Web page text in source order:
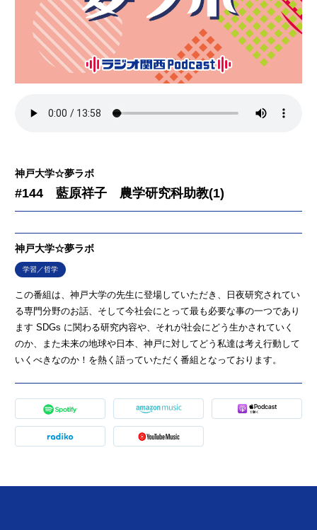
神戸大学☆夢ラボ
#144 藍原祥子 農学研究科助教(1)
神戸大学☆夢ラボ
学習／哲学
この番組は、神戸大学の先生に登場していただき、日夜研究されてい
る専門分野のお話、そして今社会にとって最も必要な事の一つであり
ます SDGs に関わる研究内容や、それが社会にどう生かされていく
のか、また未来の地球や日本、神戸に対してどう私達は考え行動して
いくべきなのか！を熱く語っていただく番組となっております。